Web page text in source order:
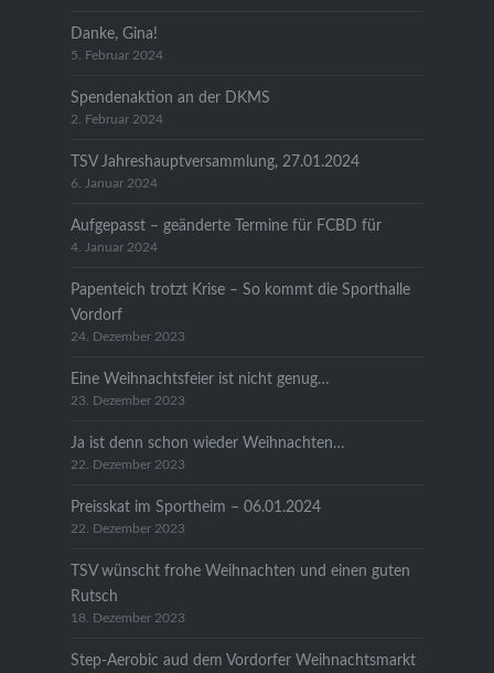
Danke, Gina!
5. Februar 2024
Spendenaktion an der DKMS
2. Februar 2024
TSV Jahreshauptversammlung, 27.01.2024
6. Januar 2024
Aufgepasst – geänderte Termine für FCBD für
4. Januar 2024
Papenteich trotzt Krise – So kommt die Sporthalle
Vordorf
24. Dezember 2023
Eine Weihnachtsfeier ist nicht genug…
23. Dezember 2023
Ja ist denn schon wieder Weihnachten…
22. Dezember 2023
Preisskat im Sportheim – 06.01.2024
22. Dezember 2023
TSV wünscht frohe Weihnachten und einen guten
Rutsch
18. Dezember 2023
Step-Aerobic aud dem Vordorfer Weihnachtsmarkt